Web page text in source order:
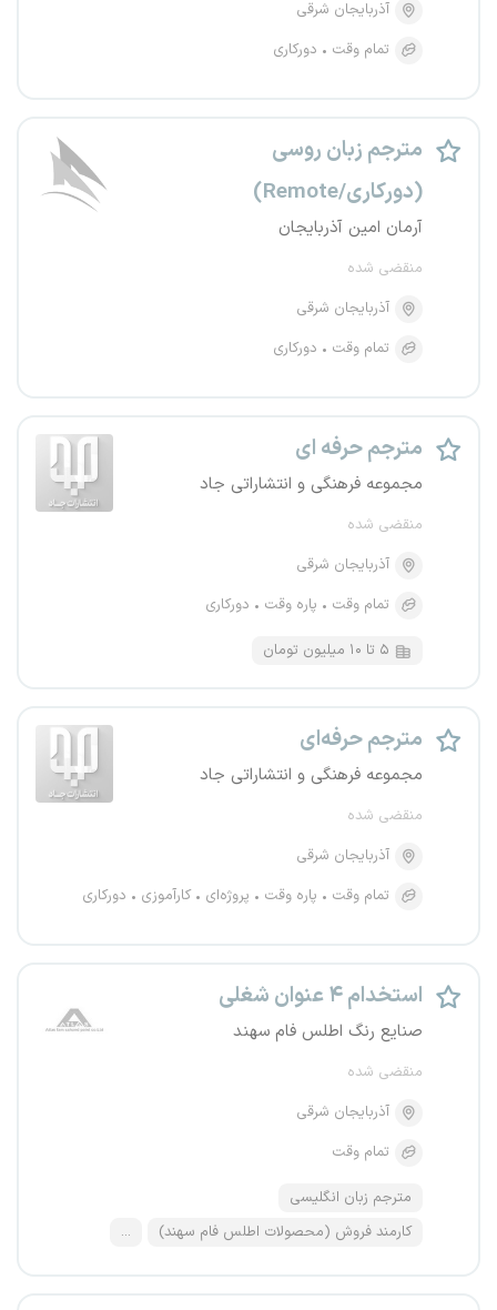
آذربایجان شرقی
تمام وقت
دورکاری
مترجم زبان روسی
(دورکاری/Remote)
آرمان امین آذربایجان
منقضی شده
آذربایجان شرقی
تمام وقت
دورکاری
مترجم حرفه ای
مجموعه فرهنگی و انتشاراتی جاد
منقضی شده
آذربایجان شرقی
تمام وقت
پاره وقت دورکاری
۵ تا ۱۰ میلیون تومان
مترجم حرفه‌ای
مجموعه فرهنگی و انتشاراتی جاد
منقضی شده
آذربایجان شرقی
تمام وقت
پاره وقت پروژه‌ای کارآموزی دورکاری
استخدام ۴ عنوان شغلی
صنایع رنگ اطلس فام سهند
منقضی شده
آذربایجان شرقی
تمام وقت
مترجم زبان انگلیسی
کارمند فروش (محصولات اطلس فام سهند)
...